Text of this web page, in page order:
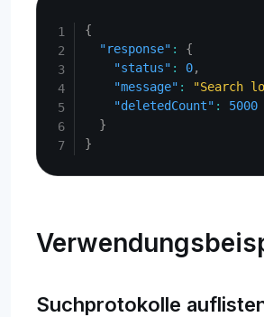
{
"response" :
{
"status" : 0,
"message" :
"Search
"deletedCount" :
5000
}
}
Suchprotokolle